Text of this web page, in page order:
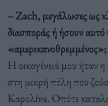
– Ζach, μεγάλωσες ως
διασποράς ή ήσουν
«αμερικανοθρεμμένος»;
Η οικογένειά μου ήταν η
στη μικρή πόλη που
Καρολίνα. Οπότε